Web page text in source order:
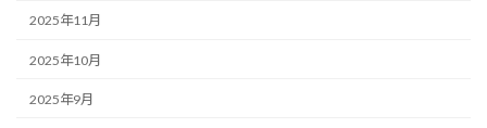
2025年11月
2025年10月
2025年9月